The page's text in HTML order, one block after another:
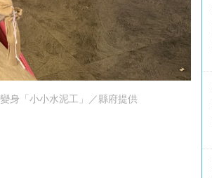
身「小小水泥工」／縣府提供